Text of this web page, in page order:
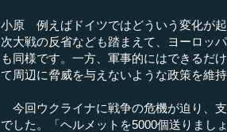
小原 例えばドイツではどういう変化が
次大戦の反省なども踏まえて、ヨーロッ
も同様です。一方、軍事的にはできるだ
て周辺に脅威を与えないような政策を維持
今回ウクライナに戦争の危機が迫り、
でした。「ヘルメットを5000個送りまし